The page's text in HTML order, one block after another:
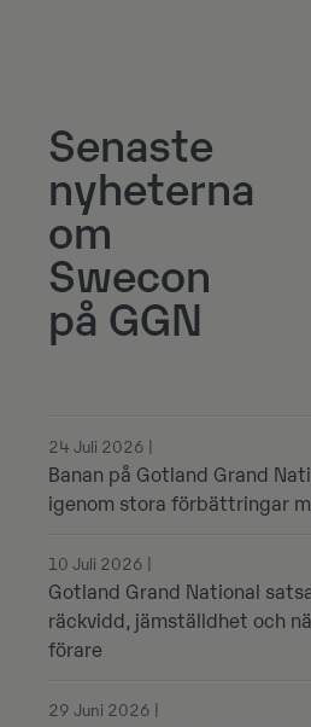
Senaste
nyheterna
om
Swecon
på GGN
24 Juli 2026 |
Banan på Gotland Grand
igenom stora förbättringar
10 Juli 2026 |
Gotland Grand National
räckvidd, jämställdhet och
förare
29 Juni 2026 |